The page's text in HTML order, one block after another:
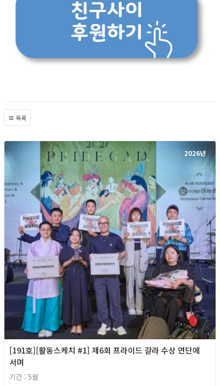
목록
2026년
[191호][활동스케치 #1] 제6회 프라이드 갈라 수상 연단에
서며
기간 : 5월